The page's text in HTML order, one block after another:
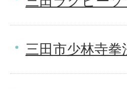
三田市少林寺拳